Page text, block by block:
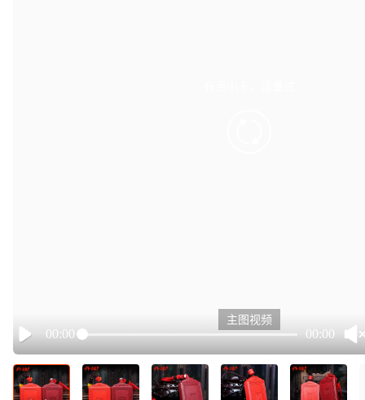
Play
00:00 00:00
主图视频